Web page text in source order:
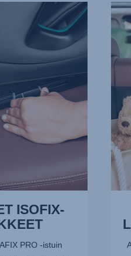
ISOFIX-
PRO -istuin
2/13